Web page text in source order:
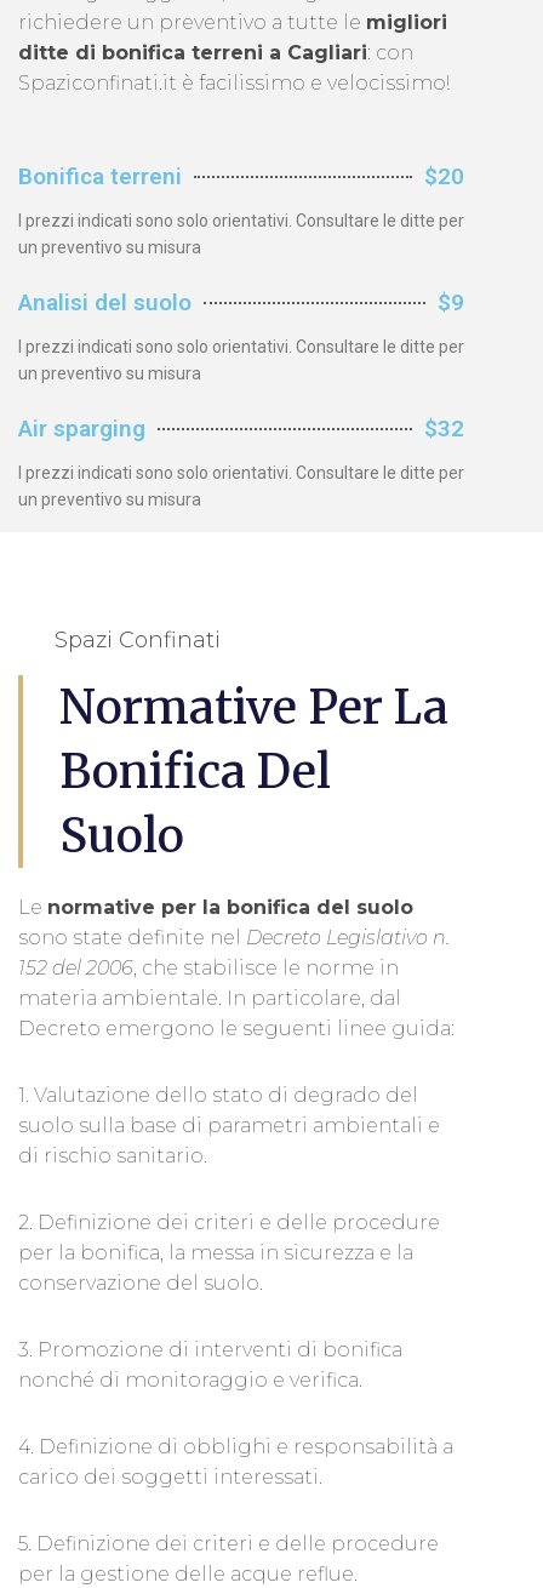
richiedere un preventivo a tutte le migliori
ditte di bonifica terreni a Cagliari: con
Spaziconfinati.it è facilissimo e velocissimo!
Bonifica terreni $20
I prezzi indicati sono solo orientativi. Consultare le ditte per
un preventivo su misura
Analisi del suolo $9
I prezzi indicati sono solo orientativi. Consultare le ditte per
un preventivo su misura
Air sparging $32
I prezzi indicati sono solo orientativi. Consultare le ditte per
un preventivo su misura
Spazi Confinati
Normative Per La
Bonifica Del
Suolo
Le normative per la bonifica del suolo
sono state definite nel Decreto Legislativo n.
152 del 2006, che stabilisce le norme in
materia ambientale. In particolare, dal
Decreto emergono le seguenti linee guida:
1. Valutazione dello stato di degrado del
suolo sulla base di parametri ambientali e
di rischio sanitario.
2. Definizione dei criteri e delle procedure
per la bonifica, la messa in sicurezza e la
conservazione del suolo.
3. Promozione di interventi di bonifica
nonché di monitoraggio e verifica.
4. Definizione di obblighi e responsabilità a
carico dei soggetti interessati.
5. Definizione dei criteri e delle procedure
per la gestione delle acque reflue.